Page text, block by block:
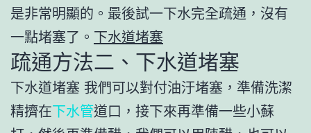
是非常明顯的。最後試一下水完全疏通，沒有
一點堵塞了。 下水道堵塞
疏通方法二、下水道堵塞
下水道堵塞 我們可以對付油汙堵塞，準備洗潔
精擠在下水管道口，接下來再準備一些小蘇